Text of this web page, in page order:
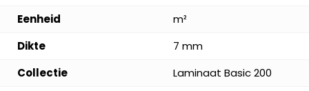
Eenheid
m²
Dikte
7 mm
Collectie
Laminaat Basic 200